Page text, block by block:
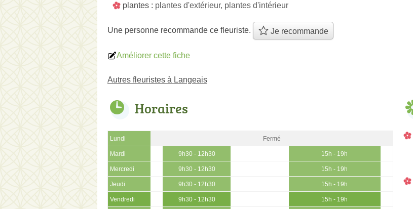
plantes : plantes d'extérieur, plantes d'intérieur
Une personne recommande ce fleuriste. Je recommande
Améliorer cette fiche
Autres fleuristes à Langeais
Horaires
Lundi Fermé
Mardi 9h30 - 12h30 15h - 19h
Mercredi 9h30 - 12h30 15h - 19h
Jeudi 9h30 - 12h30 15h - 19h
Vendredi 9h30 - 12h30 15h - 19h